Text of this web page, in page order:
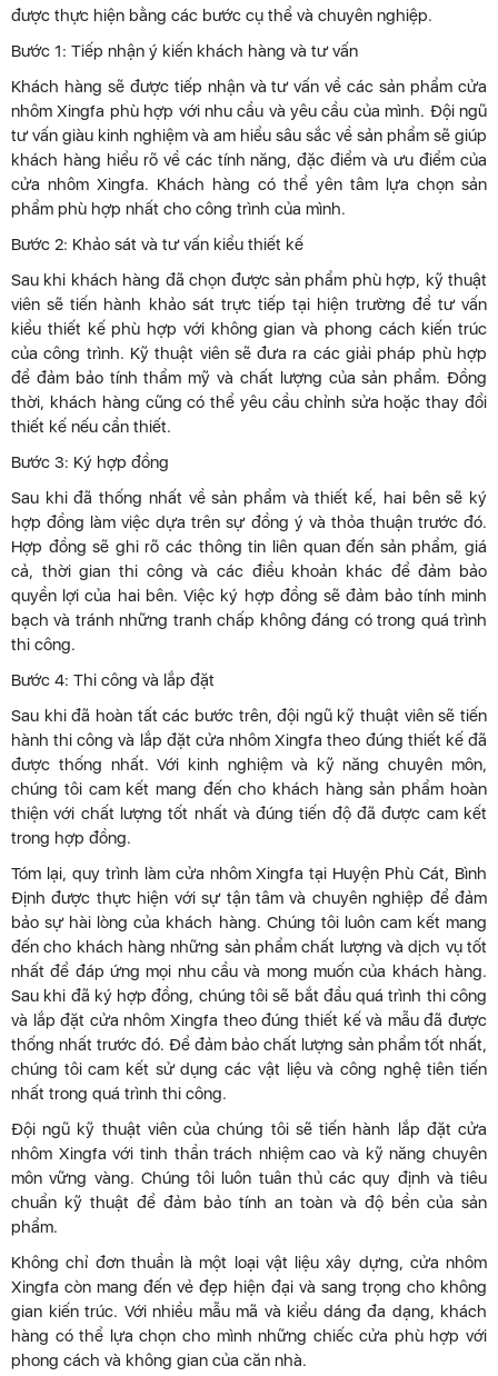
được thực hiện bằng các bước cụ thể và chuyên nghiệp.
Bước 1: Tiếp nhận ý kiến khách hàng và tư vấn
Khách hàng sẽ được tiếp nhận và tư vấn về các sản phẩm cửa
nhôm Xingfa phù hợp với nhu cầu và yêu cầu của mình. Đội ngũ
tư vấn giàu kinh nghiệm và am hiểu sâu sắc về sản phẩm sẽ giúp
khách hàng hiểu rõ về các tính năng, đặc điểm và ưu điểm của
cửa nhôm Xingfa. Khách hàng có thể yên tâm lựa chọn sản
phẩm phù hợp nhất cho công trình của mình.
Bước 2: Khảo sát và tư vấn kiểu thiết kế
Sau khi khách hàng đã chọn được sản phẩm phù hợp, kỹ thuật
viên sẽ tiến hành khảo sát trực tiếp tại hiện trường để tư vấn
kiểu thiết kế phù hợp với không gian và phong cách kiến trúc
của công trình. Kỹ thuật viên sẽ đưa ra các giải pháp phù hợp
để đảm bảo tính thẩm mỹ và chất lượng của sản phẩm. Đồng
thời, khách hàng cũng có thể yêu cầu chỉnh sửa hoặc thay đổi
thiết kế nếu cần thiết.
Bước 3: Ký hợp đồng
Sau khi đã thống nhất về sản phẩm và thiết kế, hai bên sẽ ký
hợp đồng làm việc dựa trên sự đồng ý và thỏa thuận trước đó.
Hợp đồng sẽ ghi rõ các thông tin liên quan đến sản phẩm, giá
cả, thời gian thi công và các điều khoản khác để đảm bảo
quyền lợi của hai bên. Việc ký hợp đồng sẽ đảm bảo tính minh
bạch và tránh những tranh chấp không đáng có trong quá trình
thi công.
Bước 4: Thi công và lắp đặt
Sau khi đã hoàn tất các bước trên, đội ngũ kỹ thuật viên sẽ tiến
hành thi công và lắp đặt cửa nhôm Xingfa theo đúng thiết kế đã
được thống nhất. Với kinh nghiệm và kỹ năng chuyên môn,
chúng tôi cam kết mang đến cho khách hàng sản phẩm hoàn
thiện với chất lượng tốt nhất và đúng tiến độ đã được cam kết
trong hợp đồng.
Tóm lại, quy trình làm cửa nhôm Xingfa tại Huyện Phù Cát, Bình
Định được thực hiện với sự tận tâm và chuyên nghiệp để đảm
bảo sự hài lòng của khách hàng. Chúng tôi luôn cam kết mang
đến cho khách hàng những sản phẩm chất lượng và dịch vụ tốt
nhất để đáp ứng mọi nhu cầu và mong muốn của khách hàng.
Sau khi đã ký hợp đồng, chúng tôi sẽ bắt đầu quá trình thi công
và lắp đặt cửa nhôm Xingfa theo đúng thiết kế và mẫu đã được
thống nhất trước đó. Để đảm bảo chất lượng sản phẩm tốt nhất,
chúng tôi cam kết sử dụng các vật liệu và công nghệ tiên tiến
nhất trong quá trình thi công.
Đội ngũ kỹ thuật viên của chúng tôi sẽ tiến hành lắp đặt cửa
nhôm Xingfa với tinh thần trách nhiệm cao và kỹ năng chuyên
môn vững vàng. Chúng tôi luôn tuân thủ các quy định và tiêu
chuẩn kỹ thuật để đảm bảo tính an toàn và độ bền của sản
phẩm.
Không chỉ đơn thuần là một loại vật liệu xây dựng, cửa nhôm
Xingfa còn mang đến vẻ đẹp hiện đại và sang trọng cho không
gian kiến trúc. Với nhiều mẫu mã và kiểu dáng đa dạng, khách
hàng có thể lựa chọn cho mình những chiếc cửa phù hợp với
phong cách và không gian của căn nhà.